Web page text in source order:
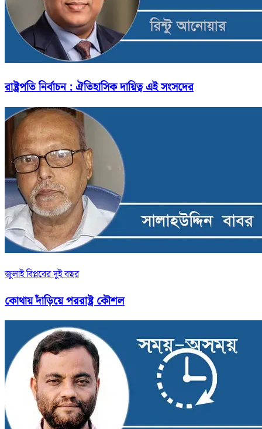
রাষ্ট্রপতি নির্বাচন : ঐতিহাসিক দায়িত্ব এই সংসদের
জুলাই বিপ্লবের দুই বছর
কোথায় দাঁড়িয়ে পররাষ্ট্র কৌশল